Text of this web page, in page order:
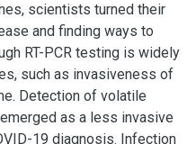
scientists turned their
and finding ways to
RT-PCR testing is widely
such as invasiveness of
Detection of volatile
as a less invasive
19 diagnosis. Infection